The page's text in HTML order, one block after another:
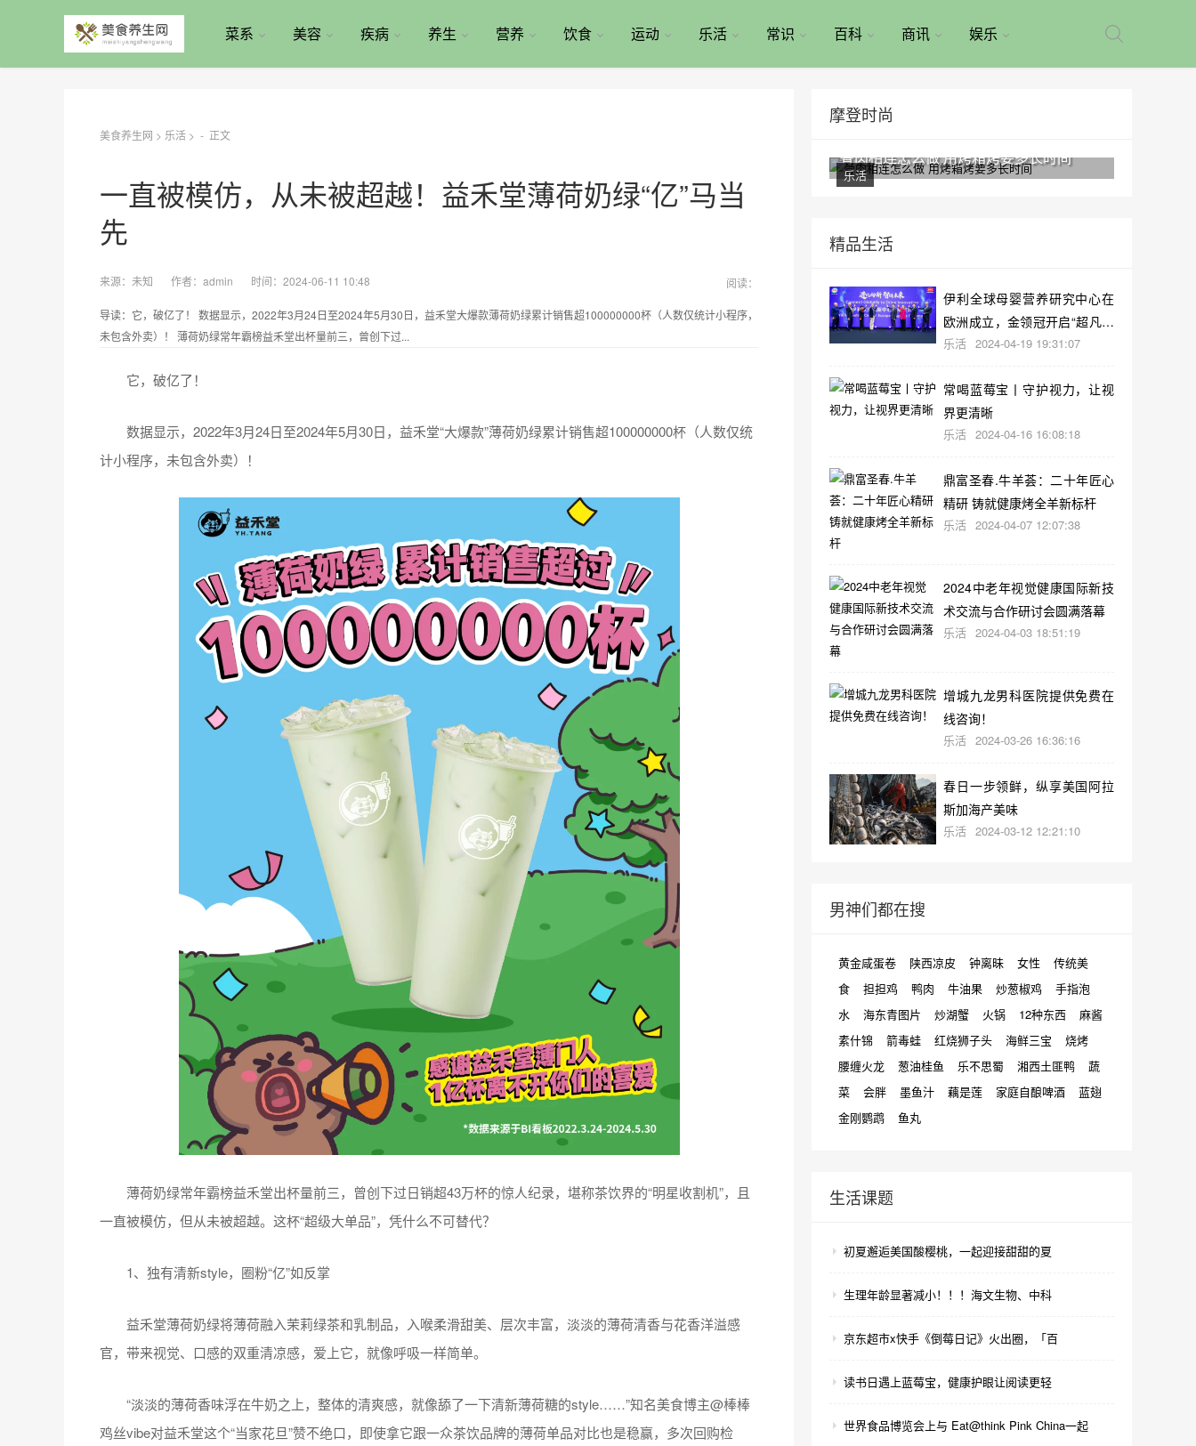
菜系 美容 疾病 养生 营养 饮食 运动 乐活 常识 百科 商讯 娱乐
美食养生网 > 乐活 > - 正文
一直被模仿，从未被超越！益禾堂薄荷奶绿“亿”马当
先
来源： 未知 作者： admin 时间：2024-06-11 10:48 阅读：
导读：它，破亿了！ 数据显示，2022年3月24日至2024年5月30日，益禾堂大爆款薄荷奶绿累计销售超100000000杯（人数仅统计小程序，
未包含外卖）！ 薄荷奶绿常年霸榜益禾堂出杯量前三，曾创下过...
它，破亿了！
数据显示，2022年3月24日至2024年5月30日，益禾堂“大爆款”薄荷奶绿累计销售超100000000杯（人数仅统
计小程序，未包含外卖）！
薄荷奶绿常年霸榜益禾堂出杯量前三，曾创下过日销超43万杯的惊人纪录，堪称茶饮界的“明星收割机”，且
一直被模仿，但从未被超越。这杯“超级大单品”，凭什么不可替代？
1、独有清新style，圈粉“亿”如反掌
益禾堂薄荷奶绿将薄荷融入茉莉绿茶和乳制品，入喉柔滑甜美、层次丰富，淡淡的薄荷清香与花香洋溢感
官，带来视觉、口感的双重清凉感，爱上它，就像呼吸一样简单。
“淡淡的薄荷香味浮在牛奶之上，整体的清爽感，就像舔了一下清新薄荷糖的style……”知名美食博主@棒棒
鸡丝vibe对益禾堂这个“当家花旦”赞不绝口，即使拿它跟一众茶饮品牌的薄荷单品对比也是稳赢，多次回购检
摩登时尚
骨肉相连怎么做 用烤箱烤要多长时间
乐活
精品生活
伊利全球母婴营养研究中心在
欧洲成立，金领冠开启“超凡营
养”新时代
乐活 2024-04-19 19:31:07
常喝蓝莓宝丨守护视力，让视
界更清晰
乐活 2024-04-16 16:08:18
鼎富圣春.牛羊荟：二十年匠心
精研 铸就健康烤全羊新标杆
乐活 2024-04-07 12:07:38
2024中老年视觉健康国际新技
术交流与合作研讨会圆满落幕
乐活 2024-04-03 18:51:19
增城九龙男科医院提供免费在
线咨询！
乐活 2024-03-26 16:36:16
春日一步领鲜，纵享美国阿拉
斯加海产美味
乐活 2024-03-12 12:21:10
男神们都在搜
黄金咸蛋卷 陕西凉皮 钟离昧 女性
传统美
食
担担鸡 鸭肉 牛油果 炒葱椒鸡
手指泡
水
海东青图片 炒湖蟹 火锅 12种东西
麻酱
素什锦
箭毒蛙 红烧狮子头 海鲜三宝
烧烤
腰缠火龙
葱油桂鱼 乐不思蜀 湘西土匪鸭
蔬
菜
会胖 墨鱼汁 藕是莲 家庭自酿啤酒
蓝翅
金刚鹦鹉
鱼丸
生活课题
初夏邂逅美国酸樱桃，一起迎接甜甜的夏
生理年龄显著减小！！！海文生物、中科
京东超市x快手《倒莓日记》火出圈，「百
读书日遇上蓝莓宝，健康护眼让阅读更轻
世界食品博览会上与 Eat@think Pink China一起